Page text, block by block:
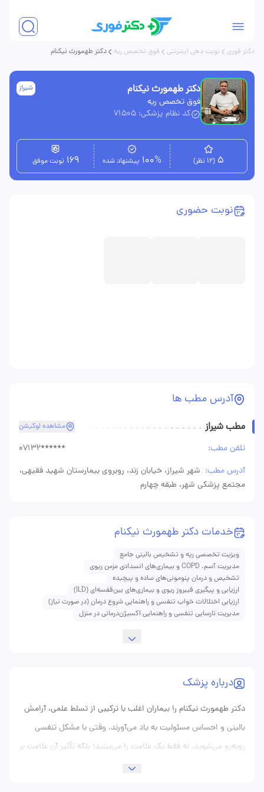
دکتر فوری نوبت دهی اینترنتی فوق تخصص ریه دکتر طهمورث نیکنام
دکتر طهمورث نیکنام
فوق تخصص ریه
کد نظام پزشکی: 71505
شیراز
5 (12 نظر) 100% پیشنهاد شده 169 نوبت موفق
خدمات دکتر طهمورث نیکنام
ویزیت تخصصی ریه و تشخیص بالینی جامع
مدیریت آسم، COPD و بیماری‌های انسدادی مزمن ریوی
تشخیص و درمان پنومونی‌های ساده و پیچیده
ارزیابی و پیگیری فیبروز ریوی و بیماری‌های بین‌قفسه‌ای (ILD)
ارزیابی اختلالات خواب تنفسی و راهنمایی شروع درمان (در صورت نیاز)
مدیریت نارسایی تنفسی و راهنمایی اکسیژن‌درمانی در منزل
درباره پزشک
دکتر طهمورث نیکنام را بیماران اغلب با ترکیبی از تسلط علمی، آرامش
بالینی و احساس مسئولیت به یاد می‌آورند. وقتی با مشکل تنفسی
روبه‌رو می‌شوید، نه فقط یک علامت را می‌بینید؛ بلکه تأثیر آن علامت بر
خواب، کار، روابط خانوادگی و کیفیت زندگی را هم لمس می‌کنید. دکتر
آدرس مطب ها
مطب شیراز مشاهده لوکیشن
تلفن مطب:
07132******
آدرس مطب: شهر شیراز، خیابان زند، روبروی بیمارستان شهید فقیهی،
مجتمع پزشکی شهر، طبقه چهارم
نوبت حضوری